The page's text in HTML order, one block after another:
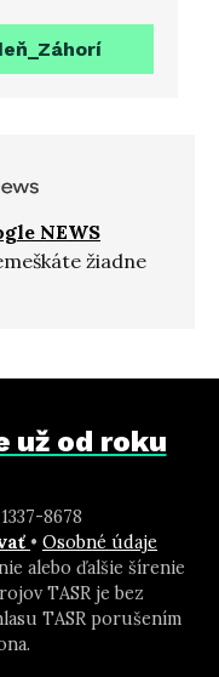
NEWS
žiadne
už od roku
8678
• Osobné údaje
alebo ďalšie šírenie
TASR je bez
TASR porušením